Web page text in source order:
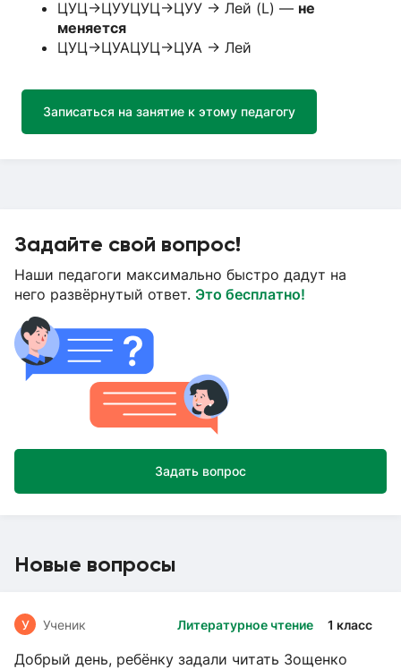
ЦУЦ→ЦУУЦУЦ→ЦУУ → Лей (L) — не
меняется
ЦУЦ→ЦУАЦУЦ→ЦУА → Лей
Записаться на занятие к этому педагогу
Задайте свой вопрос!
Наши педагоги максимально быстро дадут на
него развёрнутый ответ. Это бесплатно!
Задать вопрос
Новые вопросы
Литературное чтение 1 класс
У Ученик
Добрый день, ребёнку задали читать Зощенко